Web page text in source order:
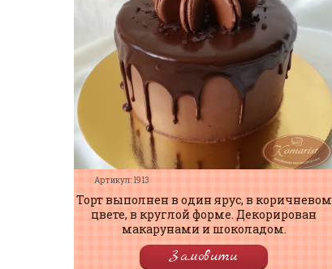
Артикул: 1913
Торт выполнен в один ярус, в коричневом
цвете, в круглой форме. Декорирован
макарунами и шоколадом.
Замовити